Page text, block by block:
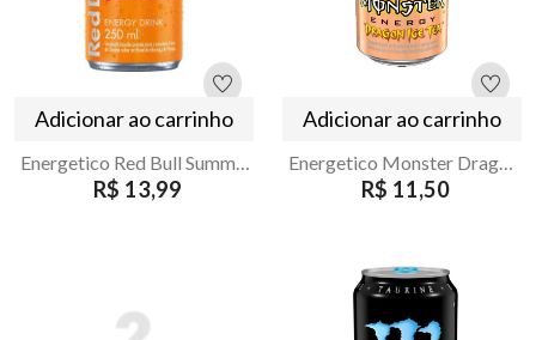
Adicionar ao carrinho
Energetico Red Bull Summer Morango e Pessego 250ml
R$ 13,99
Adicionar ao carrinho
Energetico Monster Dragon Ice Pessego 473ml
R$ 11,50